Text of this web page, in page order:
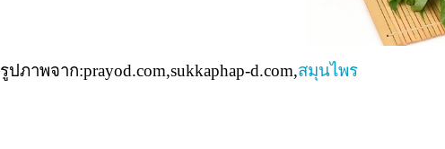
รูปภาพจาก:prayod.com,sukkaphap-d.com,สมุนไพร